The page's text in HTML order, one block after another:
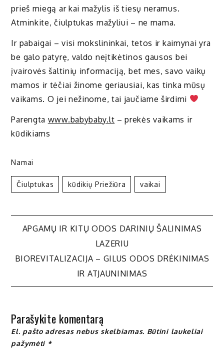
prieš miegą ar kai mažylis iš tiesų neramus.
Atminkite, čiulptukas mažyliui – ne mama.
Ir pabaigai – visi mokslininkai, tetos ir kaimynai yra
be galo patyrę, valdo neįtikėtinos gausos bei
įvairovės šaltinių informaciją, bet mes, savo vaikų
mamos ir tėčiai žinome geriausiai, kas tinka mūsų
vaikams. O jei nežinome, tai jaučiame širdimi
Parengta www.babybaby.lt – prekės vaikams ir
kūdikiams
Namai
Čiulptukas Kūdikių Priežiūra Vaikai
Navigacija
tarp
įrašų
APGAMŲ IR KITŲ ODOS DARINIŲ ŠALINIMAS
LAZERIU
BIOREVITALIZACIJA – GILUS ODOS DRĖKINIMAS
IR ATJAUNINIMAS
Parašykite komentarą
El. pašto adresas nebus skelbiamas. Būtini laukeliai
pažymėti *